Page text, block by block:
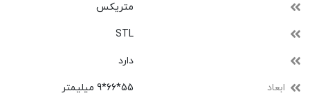
متریکس
STL
دارد
ابعاد 55*66*9 میلیمتر